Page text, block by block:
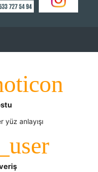
yüz anlayışı